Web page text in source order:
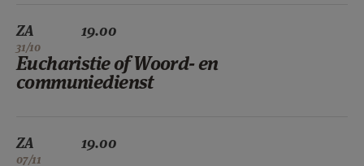
ZA
31/10
19.00
Eucharistie of Woord- en
communiedienst
ZA
07/11
19.00